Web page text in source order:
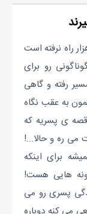
راه نرفته است
رو برای
رفته و گاهی
به عقب نگاه
ی پسریه که
می ره و حالا...!
برای اینکه
هایی هست!
پسری رو می
می کنه دوباره